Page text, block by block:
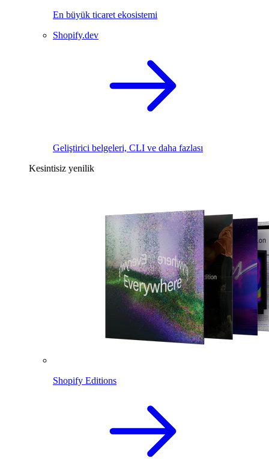
En büyük ticaret ekosistemi
Shopify.dev
Geliştirici belgeleri, CLI ve daha fazlası
Kesintisiz yenilik
Shopify Editions